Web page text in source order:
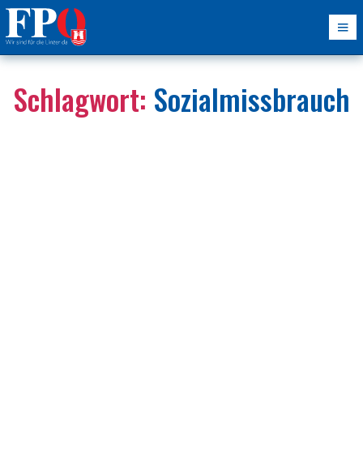
Schlagwort: Sozialmissbrauch